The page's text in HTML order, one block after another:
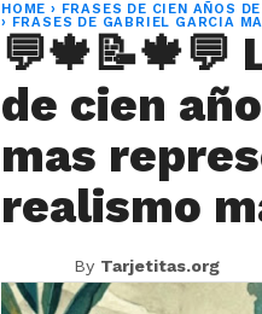
HOME › FRASES DE CIEN AÑOS
› FRASES DE GABRIEL GARCIA
de cien
mas
realismo
By Tarjetitas.org